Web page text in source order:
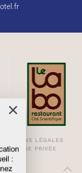
MENTIONS LÉGALES
VIE PRIVÉE
×